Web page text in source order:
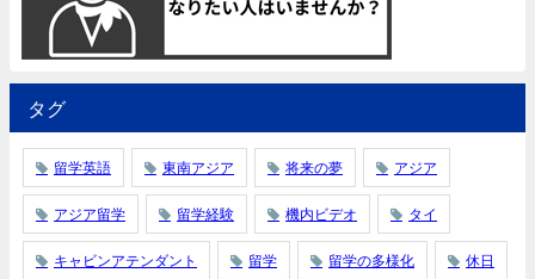
タグ
留学英語 東南アジア 将来の夢 アジア
アジア留学 留学経験 機内ビデオ タイ
キャビンアテンダント 留学 留学の多様化 休日